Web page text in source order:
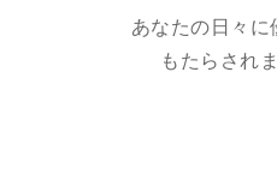
あなたの日々
もたらされ